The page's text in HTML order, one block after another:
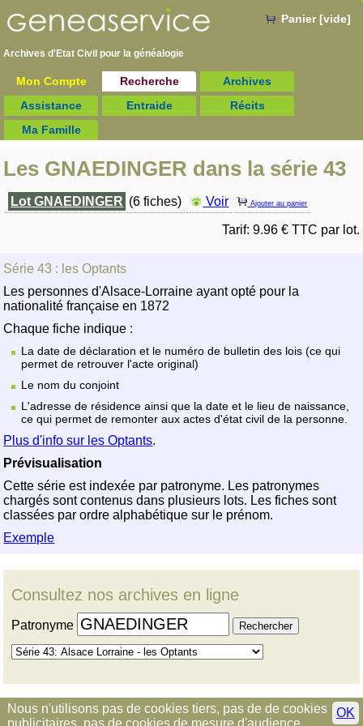
Panier [vide]
Archives d'Etat Civil pour lagénéalogie
Mon Compte Recherche
Archives
Assistance
Entraide
Récits
Ma Famille
Les GNAEDINGER dans la série 43
Lot GNAEDINGER (6 fiches) Voir Ajouter au panier
Tarif: 9.96 € TTC par lot.
Série 43 : les Optants
Les personnes d'Alsace-Lorraine ayant opté pour la
nationalité française en 1872
Chaque fiche indique :
La date de déclaration et le numéro de bulletin des lois (ce qui
permet de retrouver l'acte original)
Le nom du conjoint
L'adresse de résidence ainsi que la date et le lieu de naissance,
ce qui permet de remonter aux actes d'état civil de la personne.
Plus d'info sur les Optants.
Prévisualisation
Cette série est indexée par patronyme. Les patronymes
chargés sont contenus dans plusieurs lots. Les fiches sont
classées par ordre alphabétique sur le prénom.
Exemple
Consultez nos archives en ligne
Patronyme
OK
Nous n'utilisons pas de cookies tiers, pas de de cookies
publicitaires, pas de cookies de mesure d'audience.